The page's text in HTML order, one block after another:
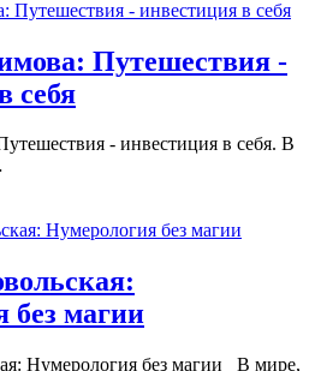
Путешествия -
себя
- инвестиция в себя. В
без магии
Нумерология без магии В мире,